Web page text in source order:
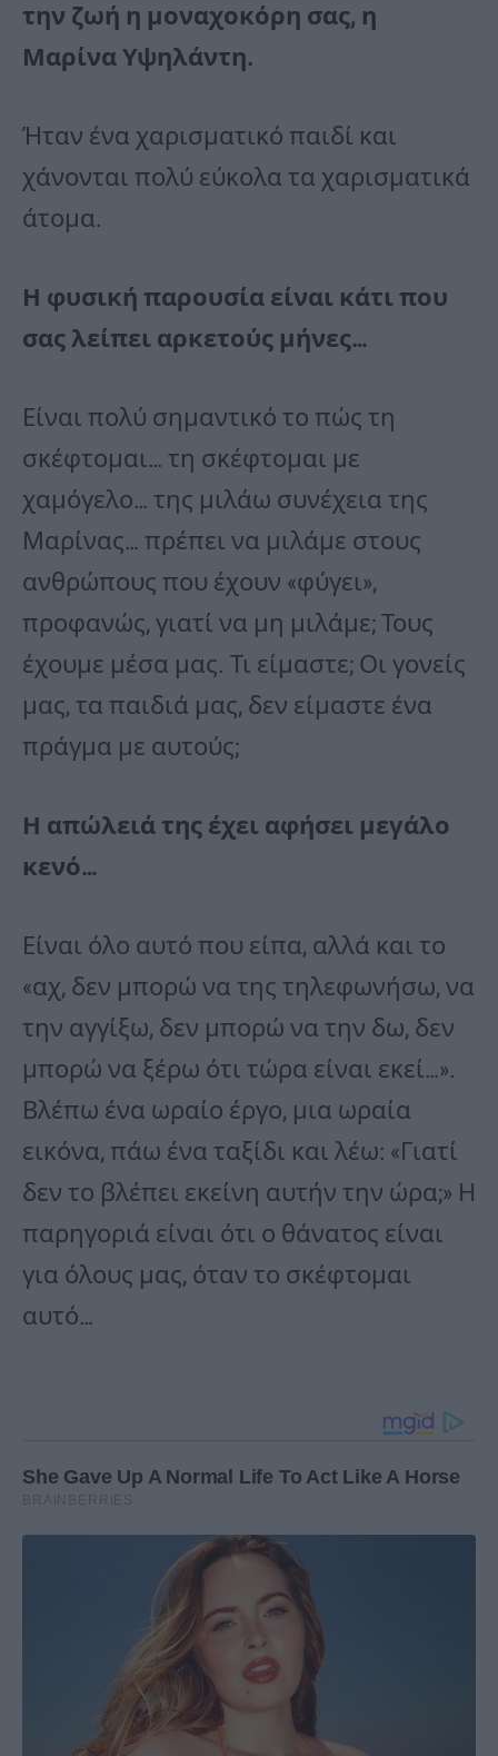
την ζωή η μοναχοκόρη σας, η
Μαρίνα Υψηλάντη.
Ήταν ένα χαρισματικό παιδί και
χάνονται πολύ εύκολα τα χαρισματικά
άτομα.
Η φυσική παρουσία είναι κάτι που
σας λείπει αρκετούς μήνες…
Είναι πολύ σημαντικό το πώς τη
σκέφτομαι… τη σκέφτομαι με
χαμόγελο… της μιλάω συνέχεια της
Μαρίνας… πρέπει να μιλάμε στους
ανθρώπους που έχουν «φύγει»,
προφανώς, γιατί να μη μιλάμε; Τους
έχουμε μέσα μας. Τι είμαστε; Οι γονείς
μας, τα παιδιά μας, δεν είμαστε ένα
πράγμα με αυτούς;
Η απώλειά της έχει αφήσει μεγάλο
κενό…
Είναι όλο αυτό που είπα, αλλά και το
«αχ, δεν μπορώ να της τηλεφωνήσω, να
την αγγίξω, δεν μπορώ να την δω, δεν
μπορώ να ξέρω ότι τώρα είναι εκεί…».
Βλέπω ένα ωραίο έργο, μια ωραία
εικόνα, πάω ένα ταξίδι και λέω: «Γιατί
δεν το βλέπει εκείνη αυτήν την ώρα;» Η
παρηγοριά είναι ότι ο θάνατος είναι
για όλους μας, όταν το σκέφτομαι
αυτό…